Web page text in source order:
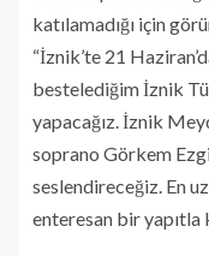
katılamadığı için
“İznik’te 21
bestelediğim İznik
yapacağız. İznik
soprano Görkem Ezgi
seslendireceğiz. En
enteresan bir yapıtla